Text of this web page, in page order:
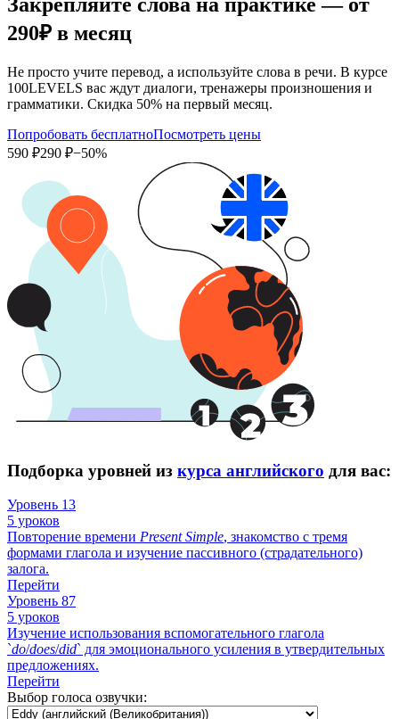
290₽ в месяц
Не просто учите перевод, а используйте слова в речи. В курсе
100LEVELS вас ждут диалоги, тренажеры произношения и
грамматики. Скидка 50% на первый месяц.
Попробовать бесплатноПосмотреть цены
590 ₽290 ₽−50%
Подборка уровней из курса английского для вас:
Уровень 13
5 уроков
Повторение времени Present Simple, знакомство с тремя
формами глагола и изучение пассивного (страдательного)
залога.
Перейти
Уровень 87
5 уроков
Изучение использования вспомогательного глагола
`do/does/did` для эмоционального усиления в утвердительных
предложениях.
Перейти
Выбор голоса озвучки: